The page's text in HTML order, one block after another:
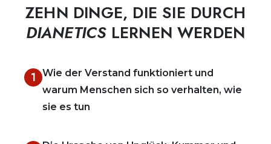
ZEHN DINGE, DIE SIE DURCH
DIANETICSLERNEN WERDEN
1
Wie der Verstand funktioniert und
warum Menschen sich so verhalten, wie
sie es tun